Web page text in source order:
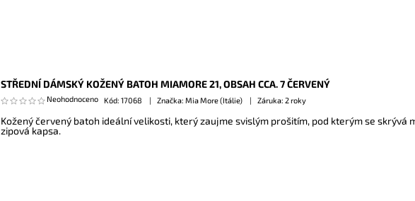
STŘEDNÍ DÁMSKÝ KOŽENÝ BATOH MIAMORE 21, OBSAH CCA. 7 ČERVENÝ
Neohodnoceno Kód: 17068 Značka: Mia More (Itálie) Záruka: 2 roky
Kožený červený batoh ideální velikosti, který zaujme svislým prošitím, pod kterým se skrývá
zipová kapsa.